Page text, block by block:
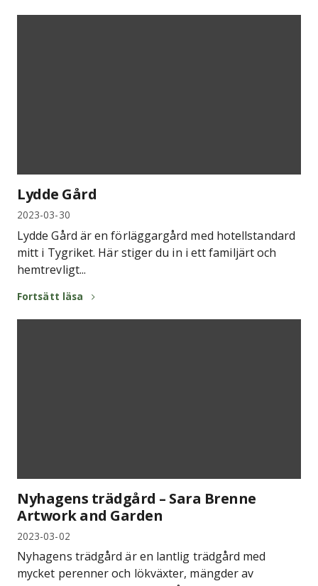
Lydde Gård
2023-03-30
Lydde Gård är en förläggargård med hotellstandard
mitt i Tygriket. Här stiger du in i ett familjärt och
hemtrevligt...
Fortsätt läsa
Nyhagens trädgård – Sara Brenne
Artwork and Garden
2023-03-02
Nyhagens trädgård är en lantlig trädgård med
mycket perenner och lökväxter, mängder av